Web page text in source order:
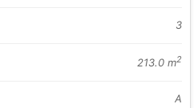
3
213.0 m2
A